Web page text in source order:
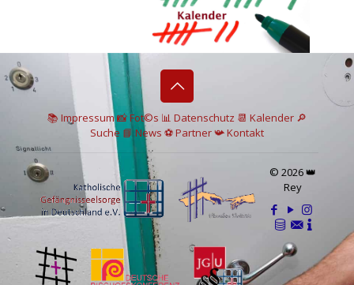
📚 Impressum📸Fot©s 📊 Datenschutz 📆 Kalender 🔎
Suche 📘 News ⚽Partner📯Kontakt
© 2026 👑
Rey